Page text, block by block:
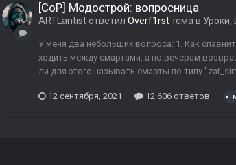
[CoP] Модострой: вопросница
ARTLantist ответил Overf1rstтема в Уроки,
У меня два небольших вопроса: 1. Как
ходить между смартами, а по вечерам
ли для этого называть смарты по типу
12 сентября, 2021 12 606 ответов